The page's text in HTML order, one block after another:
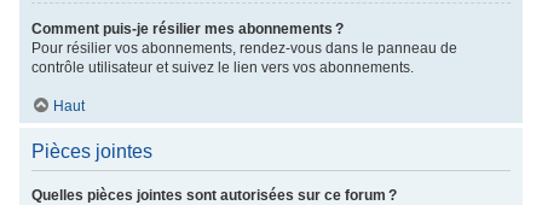
Comment puis-je résilier mes abonnements ?
Pour résilier vos abonnements, rendez-vous dans le panneau de
contrôle utilisateur et suivez le lien vers vos abonnements.
Haut
Pièces jointes
Quelles pièces jointes sont autorisées sur ce forum ?